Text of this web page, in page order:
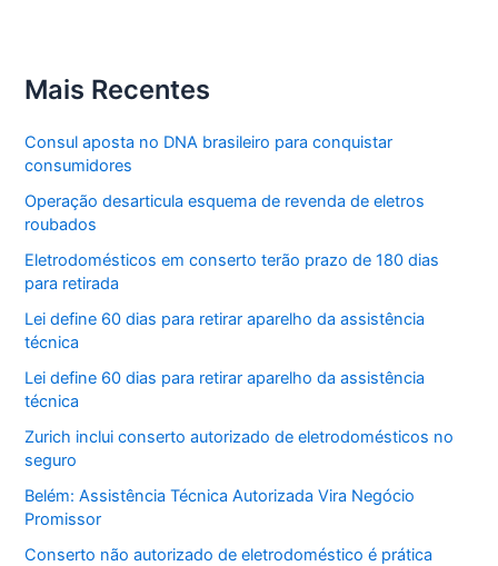
Mais Recentes
Consul aposta no DNA brasileiro para conquistar
consumidores
Operação desarticula esquema de revenda de eletros
roubados
Eletrodomésticos em conserto terão prazo de 180 dias
para retirada
Lei define 60 dias para retirar aparelho da assistência
técnica
Lei define 60 dias para retirar aparelho da assistência
técnica
Zurich inclui conserto autorizado de eletrodomésticos no
seguro
Belém: Assistência Técnica Autorizada Vira Negócio
Promissor
Conserto não autorizado de eletrodoméstico é prática